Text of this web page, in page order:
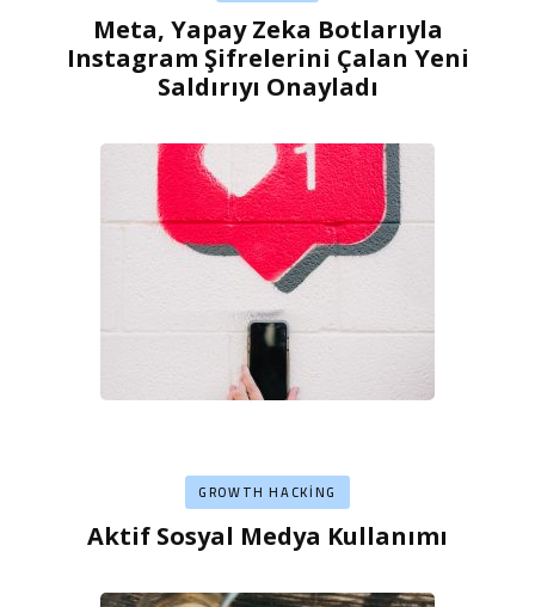
Meta, Yapay Zeka Botlarıyla
Instagram Şifrelerini Çalan Yeni
Saldırıyı Onayladı
GROWTH HACKING
Aktif Sosyal Medya Kullanımı